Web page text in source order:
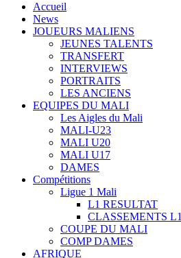
Accueil
News
JOUEURS MALIENS
JEUNES TALENTS
TRANSFERT
INTERVIEWS
PORTRAITS
LES ANCIENS
EQUIPES DU MALI
Les Aigles du Mali
MALI-U23
MALI U20
MALI U17
DAMES
Compétitions
Ligue 1 Mali
L1 RESULTAT
CLASSEMENTS L1
COUPE DU MALI
COMP DAMES
AFRIQUE